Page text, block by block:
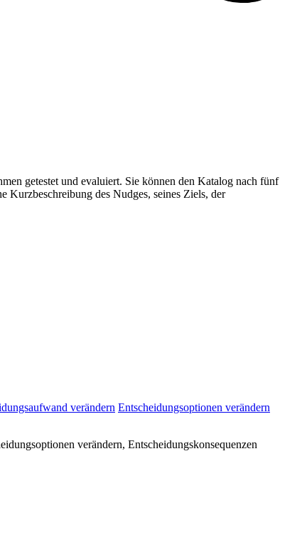
getestet und evaluiert. Sie können den Katalog nach fünf
des Nudges, seines Ziels, der
verändern Entscheidungsoptionen verändern
verändern, Entscheidungskonsequenzen